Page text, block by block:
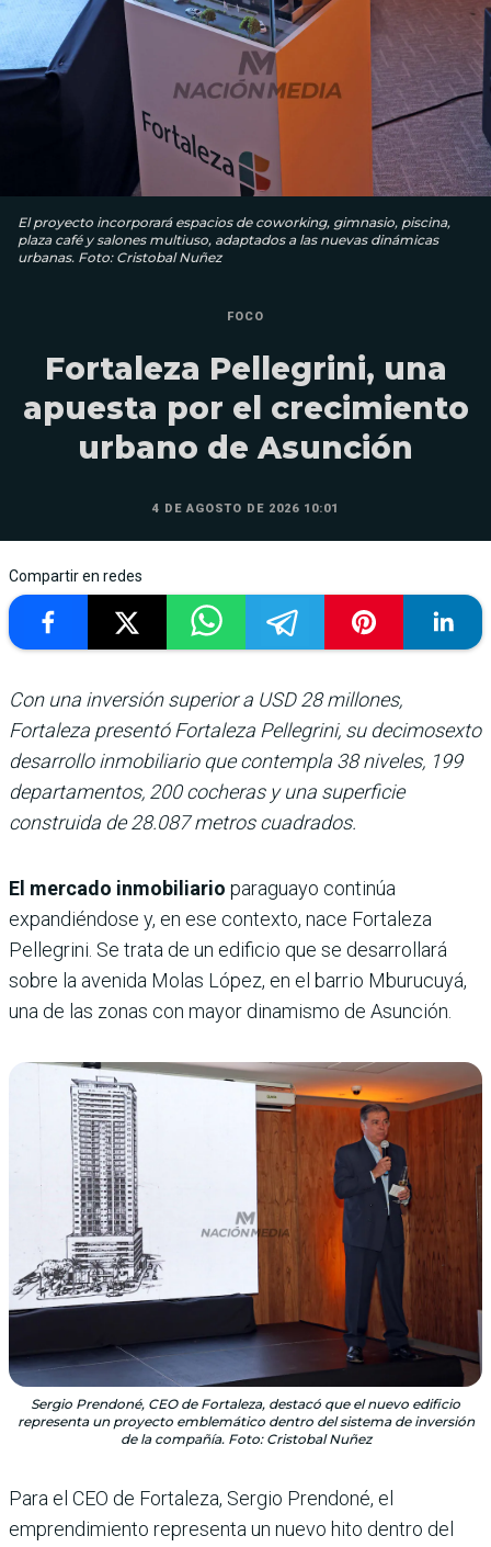
El proyecto incorporará espacios de coworking, gimnasio, piscina,
plaza café y salones multiuso, adaptados a las nuevas dinámicas
urbanas. Foto: Cristobal Nuñez
FOCO
Fortaleza Pellegrini, una
apuesta por el crecimiento
urbano de Asunción
4 DE AGOSTO DE 2026 10:01
Compartir en redes
Con una inversión superior a USD 28 millones,
Fortaleza presentó Fortaleza Pellegrini, su decimosexto
desarrollo inmobiliario que contempla 38 niveles, 199
departamentos, 200 cocheras y una superficie
construida de 28.087 metros cuadrados.
El mercado inmobiliario paraguayo continúa
expandiéndose y, en ese contexto, nace Fortaleza
Pellegrini. Se trata de un edificio que se desarrollará
sobre la avenida Molas López, en el barrio Mburucuyá,
una de las zonas con mayor dinamismo de Asunción.
Sergio Prendoné, CEO de Fortaleza, destacó que el nuevo edificio
representa un proyecto emblemático dentro del sistema de inversión
de la compañía. Foto: Cristobal Nuñez
Para el CEO de Fortaleza, Sergio Prendoné, el
emprendimiento representa un nuevo hito dentro del